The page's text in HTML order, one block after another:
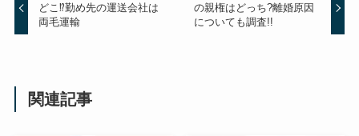
どこ⁉勤め先の運送会社は
両毛運輸
の親権はどっち?離婚原因
についても調査!!
関連記事